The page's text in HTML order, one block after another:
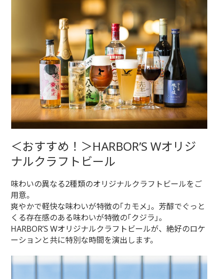
＜おすすめ！＞HARBOR’S Wオリジ
ナルクラフトビール
味わいの異なる2種類のオリジナルクラフトビールをご
用意。
爽やかで軽快な味わいが特徴の｢カモメ｣。芳醇でぐっと
くる存在感のある味わいが特徴の｢クジラ｣。
HARBOR’S Wオリジナルクラフトビールが、絶好のロケ
ーションと共に特別な時間を演出します。